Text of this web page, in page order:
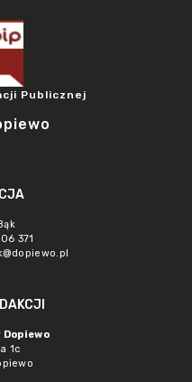
Publicznej
371
Dopiewo
1c